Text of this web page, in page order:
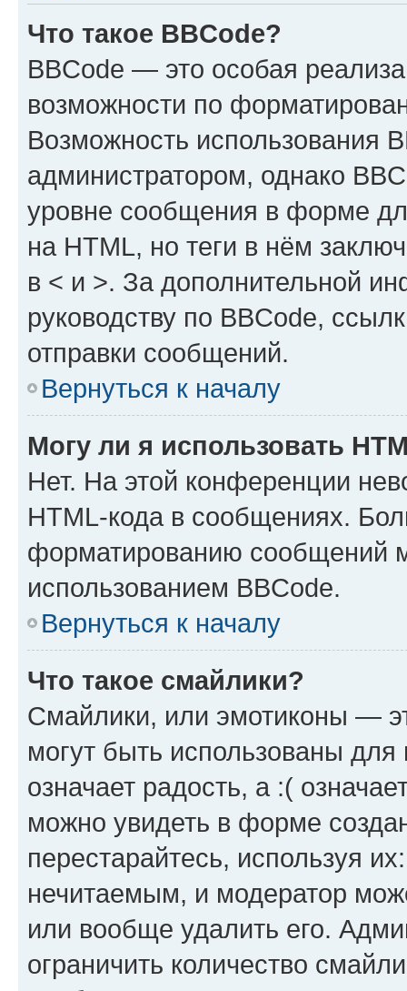
Что такое BBCode?
BBCode — это особая
возможности по
Возможность использования
администратором, однако
уровне сообщения в форме
на HTML, но теги в нём
в < и >. За дополнительной
руководству по BBCode,
отправки сообщений.
Вернуться к началу
Могу ли я использовать
Нет. На этой конференции
HTML-кода в сообщениях.
форматированию сообщений
использованием BBCode.
Вернуться к началу
Что такое смайлики?
Смайлики, или эмотиконы —
могут быть использованы
означает радость, а :(
можно увидеть в форме
перестарайтесь, используя
нечитаемым, и модератор
или вообще удалить его.
ограничить количество